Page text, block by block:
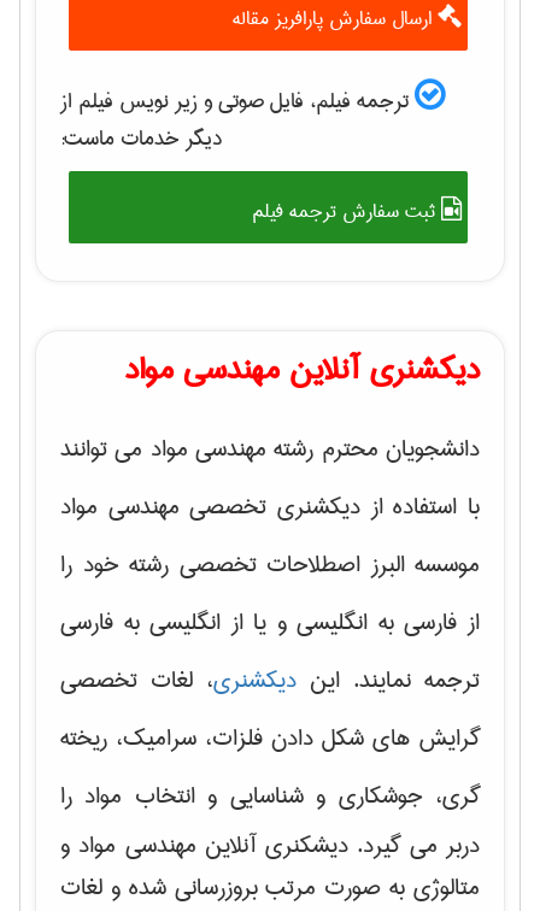
ارسال سفارش پارافریز مقاله
ترجمه فیلم، فایل صوتی و زیر نویس فیلم از
دیگر خدمات ماست:
ثبت سفارش ترجمه فیلم
دیکشنری آنلاین مهندسی مواد
دانشجویان محترم رشته مهندسی مواد می توانند
با استفاده از دیکشنری تخصصی مهندسی مواد
موسسه البرز اصطلاحات تخصصی رشته خود را
از فارسی به انگلیسی و یا از انگلیسی به فارسی
ترجمه نمایند. این دیکشنری، لغات تخصصی
گرایش های شکل دادن فلزات، سرامیک، ریخته
گری، جوشکاری و شناسایی و انتخاب مواد را
دربر می گیرد. دیشکنری آنلاین مهندسی مواد و
متالوژی به صورت مرتب بروزرسانی شده و لغات